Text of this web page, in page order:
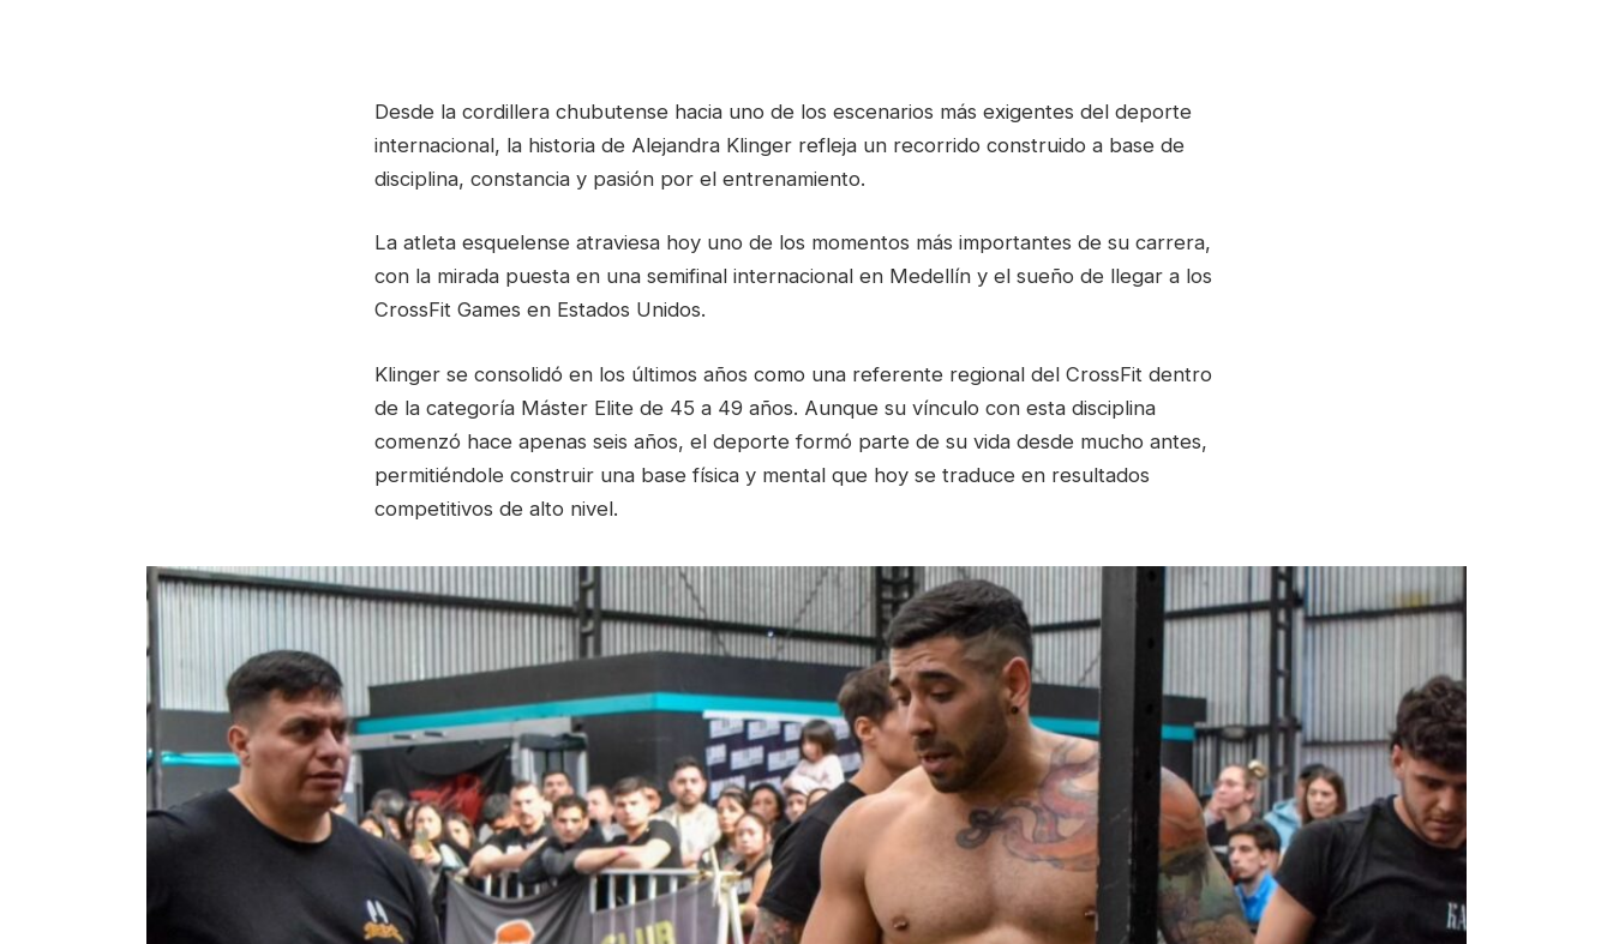
Desde la cordillera chubutense hacia uno de los escenarios más exigentes del deporte
internacional, la historia de Alejandra Klinger refleja un recorrido construido a base de
disciplina, constancia y pasión por el entrenamiento.
La atleta esquelense atraviesa hoy uno de los momentos más importantes de su carrera,
con la mirada puesta en una semifinal internacional en Medellín y el sueño de llegar a los
CrossFit Games en Estados Unidos.
Klinger se consolidó en los últimos años como una referente regional del CrossFit dentro
de la categoría Máster Elite de 45 a 49 años. Aunque su vínculo con esta disciplina
comenzó hace apenas seis años, el deporte formó parte de su vida desde mucho antes,
permitiéndole construir una base física y mental que hoy se traduce en resultados
competitivos de alto nivel.